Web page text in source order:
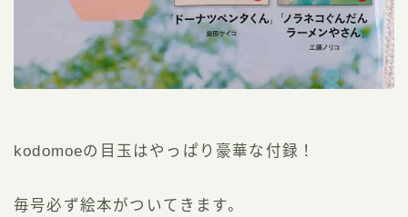
kodomoeの目玉はやっぱり豪華な付録！
毎号必ず絵本がついてきます。